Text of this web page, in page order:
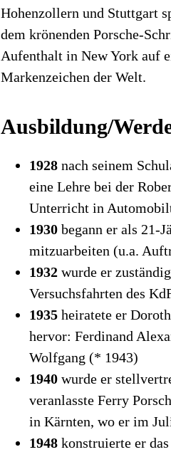
Hohenzollern und Stuttgart
dem krönenden Porsche-
Aufenthalt in New York auf
Markenzeichen der Welt.
Ausbildung/
1928 nach seinem
eine Lehre bei der
Unterricht in
1930 begann er als 21-
mitzuarbeiten (u.a.
1932 wurde er
Versuchsfahrten des
1935 heiratete er
hervor: Ferdinand
Wolfgang (* 1943)
1940 wurde er
veranlasste Ferry
in Kärnten, wo er im
1948 konstruierte er